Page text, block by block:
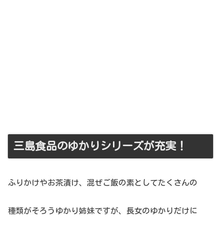
三島食品のゆかりシリーズが充実！
ふりかけやお茶漬け、混ぜご飯の素としてたくさんの
種類がそろうゆかり姉妹ですが、長女のゆかりだけに